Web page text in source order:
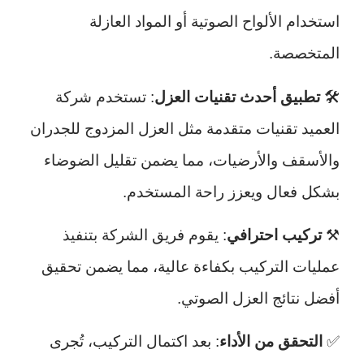
استخدام الألواح الصوتية أو المواد العازلة
المتخصصة.
🛠️تطبيق أحدث تقنيات العزل: تستخدم شركة
العميد تقنيات متقدمة مثل العزل المزدوج للجدران
والأسقف والأرضيات، مما يضمن تقليل الضوضاء
بشكل فعال ويعزز راحة المستخدم.
⚒️تركيب احترافي: يقوم فريق الشركة بتنفيذ
عمليات التركيب بكفاءة عالية، مما يضمن تحقيق
أفضل نتائج العزل الصوتي.
✅ التحقق من الأداء: بعد اكتمال التركيب، تُجرى